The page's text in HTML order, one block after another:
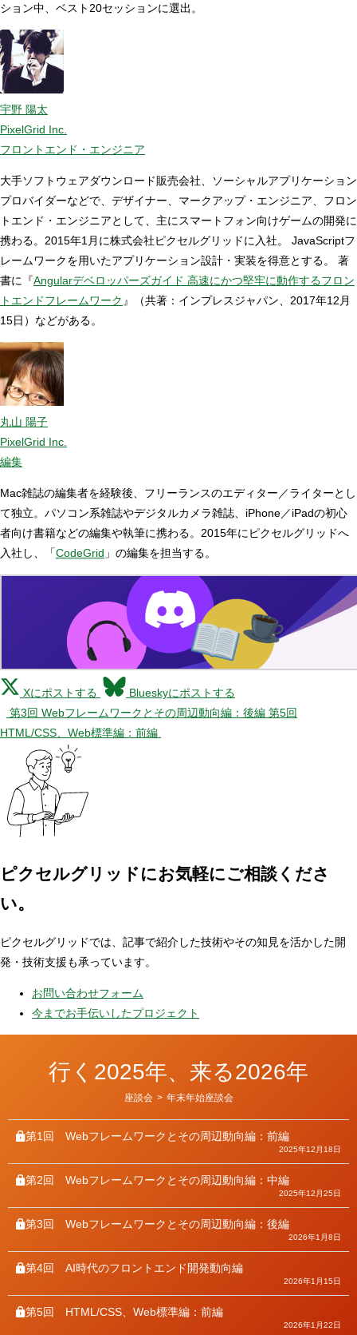
ション中、ベスト20セッションに選出。
宇野 陽太
PixelGrid Inc.
フロントエンド・エンジニア
大手ソフトウェアダウンロード販売会社、ソーシャルアプリケーション
プロバイダーなどで、デザイナー、マークアップ・エンジニア、フロン
トエンド・エンジニアとして、主にスマートフォン向けゲームの開発に
携わる。2015年1月に株式会社ピクセルグリッドに入社。 JavaScriptフ
レームワークを用いたアプリケーション設計・実装を得意とする。 著
書に『Angularデベロッパーズガイド 高速にかつ堅牢に動作するフロン
トエンドフレームワーク 』（共著：インプレスジャパン、2017年12月
15日）などがある。
丸山 陽子
PixelGrid Inc.
編集
Mac雑誌の編集者を経験後、フリーランスのエディター／ライターとし
て独立。パソコン系雑誌やデジタルカメラ雑誌、iPhone／iPadの初心
者向け書籍などの編集や執筆に携わる。2015年にピクセルグリッドへ
入社し、「CodeGrid 」の編集を担当する。
Xにポストする
Blueskyにポストする
第3回 Webフレームワークとその周辺動向編：後編 第5回
HTML/CSS、Web標準編：前編
ピクセルグリッドにお気軽にご相談くださ
い。
ピクセルグリッドでは、記事で紹介した技術やその知見を活かした開
発・技術支援も承っています。
お問い合わせフォーム
今までお手伝いしたプロジェクト
行く2025年、来る2026年
カ
ゴ
リ
ー
座談会 > 年末年始座談会
第1回 Webフレームワークとその周辺動向編：前編
2025年12月18日
第2回 Webフレームワークとその周辺動向編：中編
2025年12月25日
第3回 Webフレームワークとその周辺動向編：後編
2026年1月8日
第4回 AI時代のフロントエンド開発動向編
2026年1月15日
第5回 HTML/CSS、Web標準編：前編
2026年1月22日